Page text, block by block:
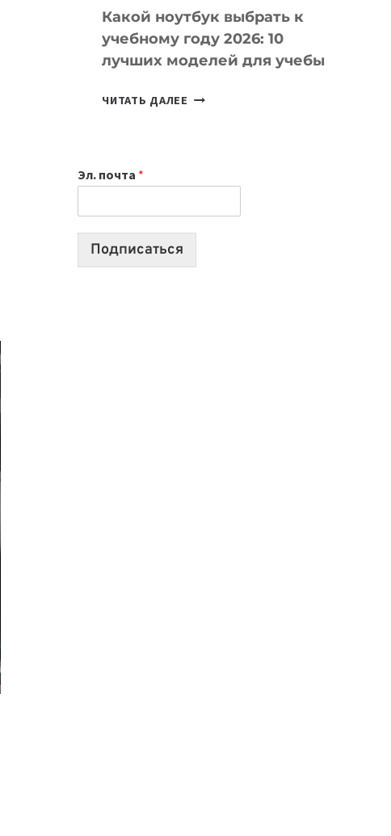
КОДА
Какой ноутбук выбрать к
учебному году 2026: 10
лучших моделей для учебы
ЧИТАТЬ ДАЛЕЕ КАКОЙ
2026:
10
Эл. почта *
Подписаться